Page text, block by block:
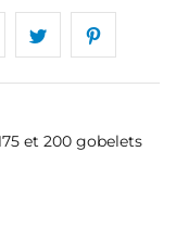
et 200 gobelets